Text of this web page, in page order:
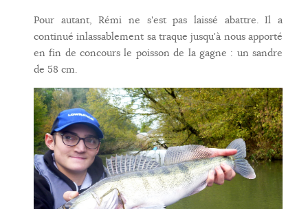
Pour autant, Rémi ne s'est pas laissé abattre. Il a
continué inlassablement sa traque jusqu'à nous apporté
en fin de concours le poisson de la gagne : un sandre
de 58 cm.